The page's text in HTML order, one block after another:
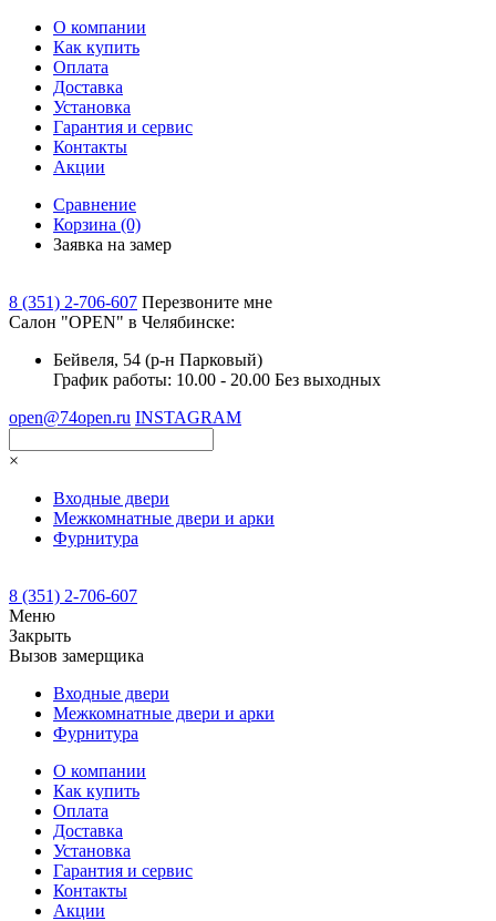
О компании
Как купить
Оплата
Доставка
Установка
Гарантия и сервис
Контакты
Акции
Сравнение
Корзина (0)
Заявка на замер
8 (351) 2-706-607 Перезвоните мне
Cалон "OPEN" в Челябинске:
Бейвеля, 54 (р-н Парковый)
График работы: 10.00 - 20.00 Без выходных
open@74open.ru INSTAGRAM
×
Входные двери
Межкомнатные двери и арки
Фурнитура
8 (351) 2-706-607
Меню
Закрыть
Вызов замерщика
Входные двери
Межкомнатные двери и арки
Фурнитура
О компании
Как купить
Оплата
Доставка
Установка
Гарантия и сервис
Контакты
Акции